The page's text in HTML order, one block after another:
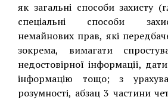
як загальні способи захисту
спеціальні способи
немайнових прав, які
зокрема, вимагати
недостовірної інформації,
інформацію тощо; з
розумності, абзац 3 частини